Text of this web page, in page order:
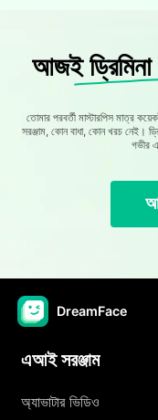
আজই
তোমার পরবর্তী মাস্টারপিস মাত্র
সরঞ্জাম, কোন বাধা, কোন খরচ নেই।
গভীর
DreamFace
এআই সরঞ্জাম
অ্যাভাটার ভিডিও